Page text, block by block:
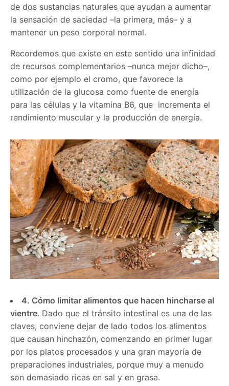
de dos sustancias naturales que ayudan a aumentar
la sensación de saciedad –la primera, más– y a
mantener un peso corporal normal.
Recordemos que existe en este sentido una infinidad
de recursos complementarios –nunca mejor dicho–,
como por ejemplo el cromo, que favorece la
utilización de la glucosa como fuente de energía
para las células y la vitamina B6, que incrementa el
rendimiento muscular y la producción de energía.
4. Cómo limitar alimentos que hacen hincharse al
vientre. Dado que el tránsito intestinal es una de las
claves, conviene dejar de lado todos los alimentos
que causan hinchazón, comenzando en primer lugar
por los platos procesados y una gran mayoría de
preparaciones industriales, porque muy a menudo
son demasiado ricas en sal y en grasa.